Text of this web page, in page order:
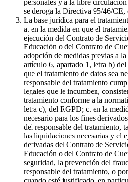
personales y a la libre
se deroga la Directiva 95/46/
La base jurídica para el
a. en la medida en que el
ejecución del Contrato de
Educación o del Contrato de
adopción de medidas previas a
artículo 6, apartado 1, letra b)
que el tratamiento de datos sea
responsable del tratamiento
legales que le incumben,
tratamiento conforme a la
letra c), del RGPD; c. en la
necesario para los fines
del responsable del tratamiento,
las liquidaciones necesarias y el
derivadas del Contrato de
Educación o del Contrato de
seguridad, la prevención del
responsable del tratamiento, o
cuando esté justificado, en